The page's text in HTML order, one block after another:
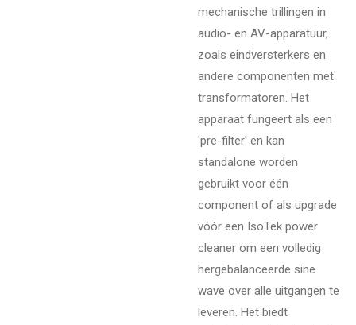
mechanische trillingen in
audio- en AV-apparatuur,
zoals eindversterkers en
andere componenten met
transformatoren. Het
apparaat fungeert als een
'pre-filter' en kan
standalone worden
gebruikt voor één
component of als upgrade
vóór een IsoTek power
cleaner om een volledig
hergebalanceerde sine
wave over alle uitgangen te
leveren. Het biedt